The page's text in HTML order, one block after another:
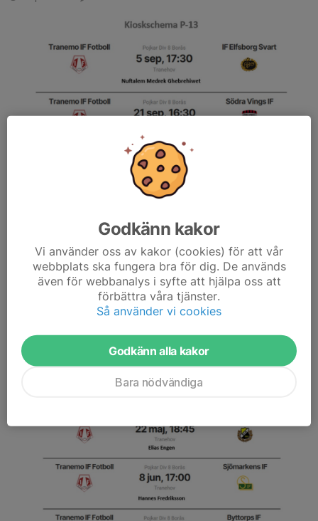
Kioskschema 2025
7 apr 2025 0 kommentarer
Godkänn kakor
Vi använder oss av kakor (cookies) för att vår
webbplats ska fungera bra för dig. De används
även för webbanalys i syfte att hjälpa oss att
förbättra våra tjänster.
Så använder vi cookies
Godkänn alla kakor
Bara nödvändiga